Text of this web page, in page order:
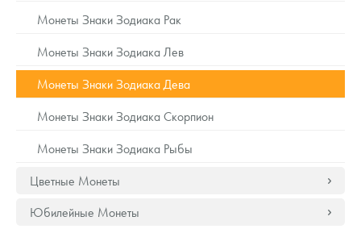
Наборы подарочных и коллекционных монет
Монеты и жетоны из недрагоценных металлов
Книги по нумизматике
Монеты Знаки Зодиака Рак
Монеты Знаки Зодиака Лев
Монеты Знаки Зодиака Дева
Монеты Знаки Зодиака Скорпион
Монеты Знаки Зодиака Рыбы
Цветные Монеты
Юбилейные Монеты